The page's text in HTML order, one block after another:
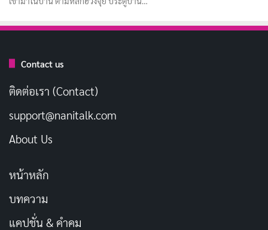
Contact us
ติดต่อเรา (Contact)
support@nanitalk.com
About Us
หน้าหลัก
บทความ
แคปชั่น & คำคม